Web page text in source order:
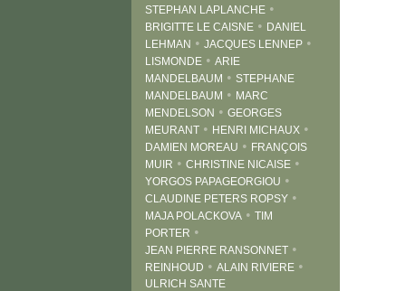
STEPHAN LAPLANCHE •
BRIGITTE LE CAISNE • DANIEL
LEHMAN • JACQUES LENNEP •
LISMONDE • ARIE
MANDELBAUM • STEPHANE
MANDELBAUM • MARC
MENDELSON • GEORGES
MEURANT • HENRI MICHAUX •
DAMIEN MOREAU • FRANÇOIS
MUIR • CHRISTINE NICAISE •
YORGOS PAPAGEORGIOU •
CLAUDINE PETERS ROPSY •
MAJA POLACKOVA • TIM
PORTER •
JEAN PIERRE RANSONNET •
REINHOUD • ALAIN RIVIERE •
ULRICH SANTE